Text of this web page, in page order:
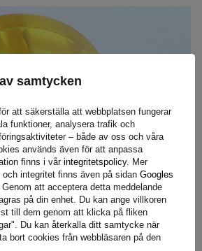
samtycken
att säkerställa att webbplatsen fungerar
funktioner, analysera trafik och
– både av oss och våra
används även för att anpassa
finns i vår integritetspolicy. Mer
integritet finns även på sidan Googles
Genom att acceptera detta meddelande
på din enhet. Du kan ange villkoren
till dem genom att klicka på fliken
Du kan återkalla ditt samtycke när
bort cookies från webbläsaren på den